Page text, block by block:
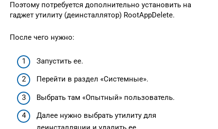
Поэтому потребуется дополнительно установить на
гаджет утилиту (деинсталлятор) RootAppDelete.
После чего нужно:
Запустить ее.
Перейти в раздел «Системные».
Выбрать там «Опытный» пользователь.
Далее нужно выбрать утилиту для